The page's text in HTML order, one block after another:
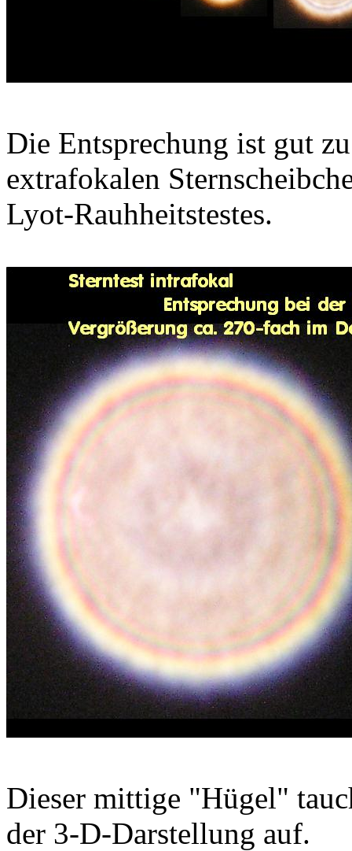
Die Entsprechung ist gut
extrafokalen
Lyot-Rauhheitstestes.
Dieser mittige "Hügel"
der 3-D-Darstellung auf.